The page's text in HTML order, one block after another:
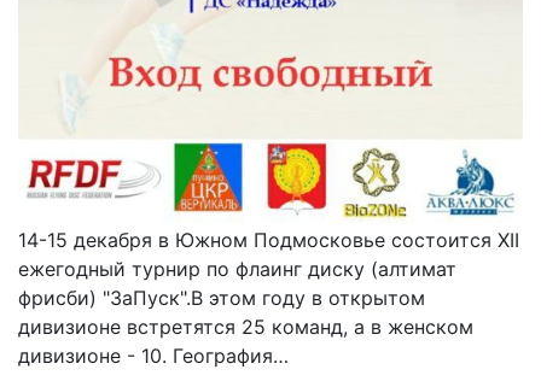
14-15 декабря в Южном Подмосковье состоится XII
ежегодный турнир по флаинг диску (алтимат
фрисби) "ЗаПуск".В этом году в открытом
дивизионе встретятся 25 команд, а в женском
дивизионе - 10. География…